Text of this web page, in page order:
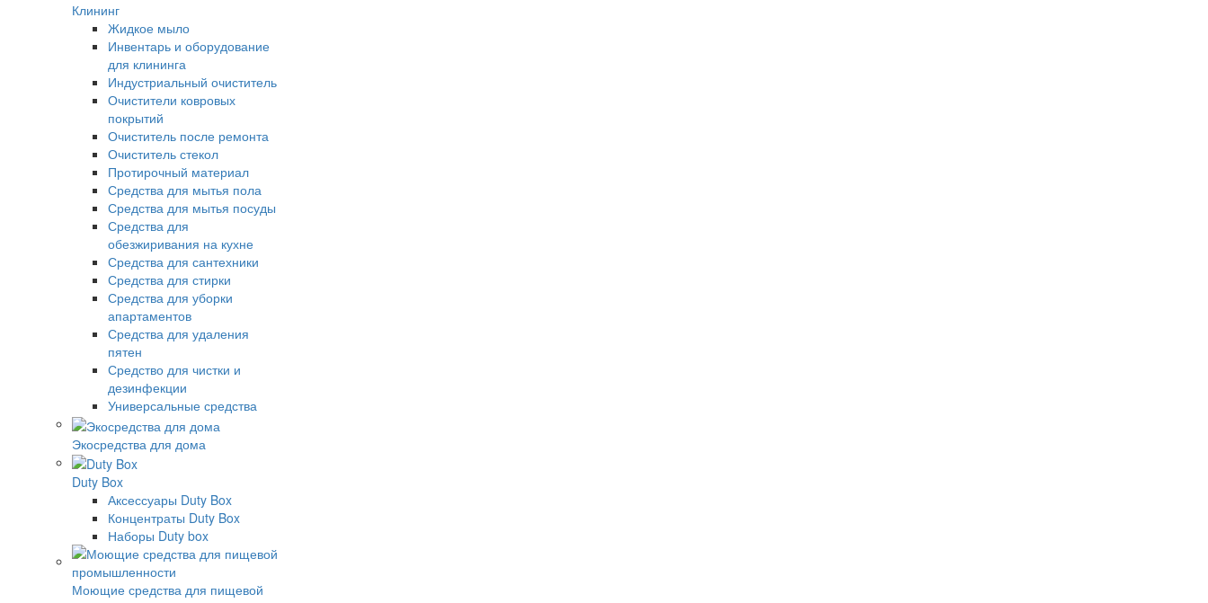
Клининг
Жидкое мыло
Инвентарь и оборудование
для клининга
Индустриальный очиститель
Очистители ковровых
покрытий
Очиститель после ремонта
Очиститель стекол
Протирочный материал
Средства для мытья пола
Средства для мытья посуды
Средства для
обезжиривания на кухне
Средства для сантехники
Средства для стирки
Средства для уборки
апартаментов
Средства для удаления
пятен
Средство для чистки и
дезинфекции
Универсальные средства
Экосредства для дома
Duty Box
Аксессуары Duty Box
Концентраты Duty Box
Наборы Duty box
Моющие средства для пищевой